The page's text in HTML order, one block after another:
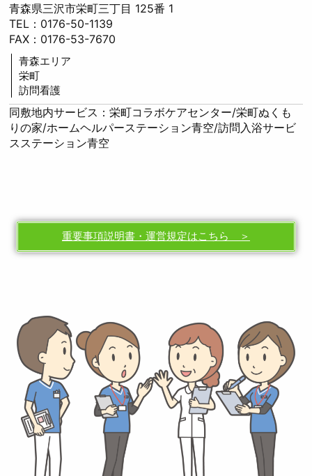
青森県三沢市栄町三丁目 125番 1
TEL：0176-50-1139
FAX：0176-53-7670
青森エリア
栄町
訪問看護
同敷地内サービス：栄町コラボケアセンター/栄町ぬくも
りの家/ホームヘルパーステーション青空/訪問入浴サービ
スステーション青空
重要事項説明書・運営規定はこちら ＞